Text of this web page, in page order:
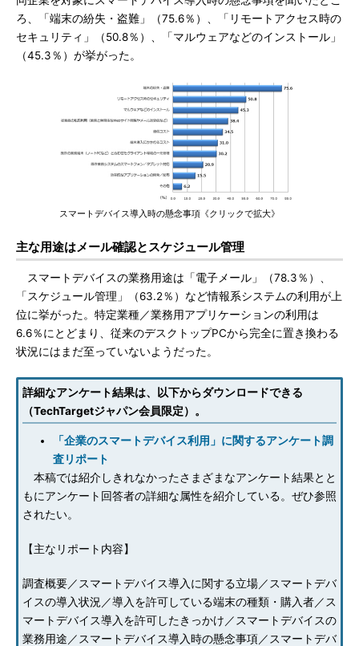
ろ、「端末の紛失・盗難」（75.6％）、「リモートアクセス時の
セキュリティ」（50.8％）、「マルウェアなどのインストール」
（45.3％）が挙がった。
スマートデバイス導入時の懸念事項《クリックで拡大》
主な用途はメール確認とスケジュール管理
スマートデバイスの業務用途は「電子メール」（78.3％）、
「スケジュール管理」（63.2％）など情報系システムの利用が上
位に挙がった。特定業種／業務用アプリケーションの利用は
6.6％にとどまり、従来のデスクトップPCから完全に置き換わる
状況にはまだ至っていないようだった。
詳細なアンケート結果は、以下からダウンロードできる
（TechTargetジャパン会員限定）。
「企業のスマートデバイス利用」に関するアンケート調
査リポート
本稿では紹介しきれなかったさまざまなアンケート結果とと
もにアンケート回答者の詳細な属性を紹介している。ぜひ参照
されたい。
【主なリポート内容】
調査概要／スマートデバイス導入に関する立場／スマートデバ
イスの導入状況／導入を許可している端末の種類・購入者／ス
マートデバイス導入を許可したきっかけ／スマートデバイスの
業務用途／スマートデバイス導入時の懸念事項／スマートデバ